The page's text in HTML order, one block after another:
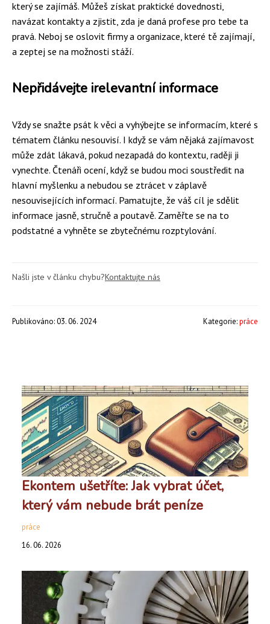
který se zajímáš. Můžeš získat praktické dovednosti,
navázat kontakty a zjistit, zda je daná profese pro tebe ta
pravá. Neboj se oslovit firmy a organizace, které tě zajímají,
a zeptej se na možnosti stáží.
Nepřidávejte irelevantní informace
Vždy se snažte psát k věci a vyhýbejte se informacím, které s
tématem článku nesouvisí. I když se vám nějaká zajímavost
může zdát lákavá, pokud nezapadá do kontextu, raději ji
vynechte. Čtenáři ocení, když se budou moci soustředit na
hlavní myšlenku a nebudou se ztrácet v záplavě
nesouvisejících informací. Pamatujte, že váš cíl je sdělit
informace jasně, stručně a poutavě. Zaměřte se na to
podstatné a vyhněte se zbytečnému rozptylování.
Našli jste v článku chybu?Kontaktujte nás
Publikováno: 03. 06. 2024 Kategorie:práce
Ekontem ušetříte: Jak vybrat účet,
který vám nebude brát peníze
práce
16. 06. 2026